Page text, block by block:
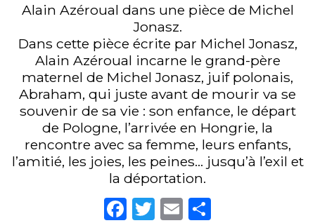
Alain Azéroual dans une pièce de Michel
Jonasz.
Dans cette pièce écrite par Michel Jonasz,
Alain Azéroual incarne le grand-père
maternel de Michel Jonasz, juif polonais,
Abraham, qui juste avant de mourir va se
souvenir de sa vie : son enfance, le départ
de Pologne, l’arrivée en Hongrie, la
rencontre avec sa femme, leurs enfants,
l’amitié, les joies, les peines… jusqu’à l’exil et
la déportation.
Facebook
Twitter
Email